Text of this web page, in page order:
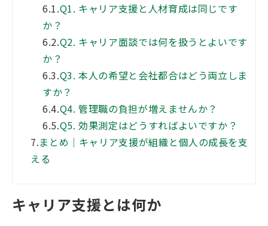
6.1.Q1. キャリア支援と人材育成は同じです
か？
6.2.Q2. キャリア面談では何を扱うとよいです
か？
6.3.Q3. 本人の希望と会社都合はどう両立しま
すか？
6.4.Q4. 管理職の負担が増えませんか？
6.5.Q5. 効果測定はどうすればよいですか？
7.まとめ｜キャリア支援が組織と個人の成長を支
える
キャリア支援とは何か